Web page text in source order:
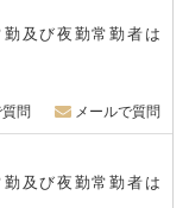
及び夜勤常勤者は
問 メールで質問
及び夜勤常勤者は